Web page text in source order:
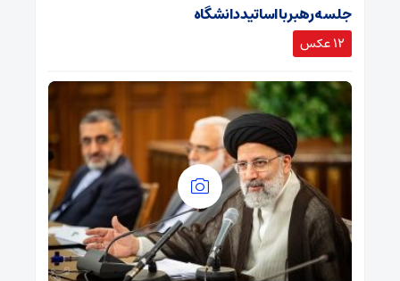
جلسه رهبر با اساتید دانشگاه
12 عکس